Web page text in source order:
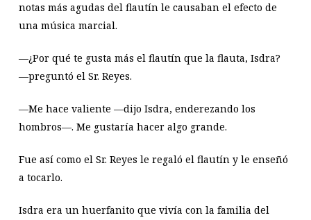
notas más agudas del flautín le causaban el efecto de
una música marcial.
—¿Por qué te gusta más el flautín que la flauta, Isdra?
—preguntó el Sr. Reyes.
—Me hace valiente —dijo Isdra, enderezando los
hombros—. Me gustaría hacer algo grande.
Fue así como el Sr. Reyes le regaló el flautín y le enseñó
a tocarlo.
Isdra era un huerfanito que vivía con la familia del